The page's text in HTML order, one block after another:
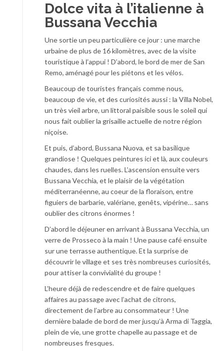
Dolce vita à l’italienne à
Bussana Vecchia
Une sortie un peu particulière ce jour : une marche
urbaine de plus de 16 kilomètres, avec de la visite
touristique à l’appui ! D’abord, le bord de mer de San
Remo, aménagé pour les piétons et les vélos.
Beaucoup de touristes français comme nous,
beaucoup de vie, et des curiosités aussi : la Villa Nobel,
un très vieil arbre, un littoral paisible sous le soleil qui
nous fait oublier la grisaille actuelle de notre région
niçoise.
Et puis, d’abord, Bussana Nuova, et sa basilique
grandiose ! Quelques peintures ici et là, aux couleurs
chaudes, dans les ruelles. L’ascension ensuite vers
Bussana Vecchia, et le plaisir de la végétation
méditerranéenne, au coeur de la floraison, entre
figuiers de barbarie, valériane, genêts, vipérine… sans
oublier des citrons énormes !
D’abord le déjeuner en arrivant à Bussana Vecchia, un
verre de Prosseco à la main ! Une pause café ensuite
sur une terrasse authentique. Et la surprise de
découvrir le village et ses très nombreuses curiosités,
pour attiser la convivialité du groupe !
L’heure déjà de redescendre et de faire quelques
affaires au passage avec l’achat de citrons,
directement de l’arbre au consommateur ! Une
dernière balade de bord de mer jusqu’à Arma di Taggia,
plein de vie, une grotte chapelle au passage et de
nombreuses fresques.